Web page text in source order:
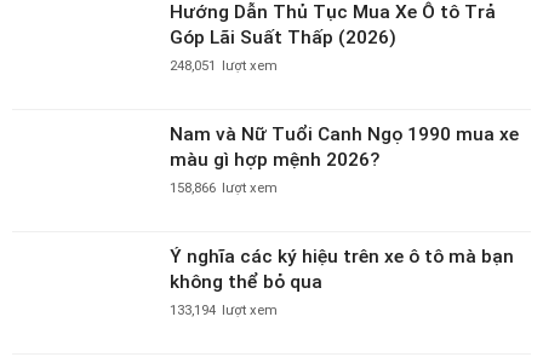
Hướng Dẫn Thủ Tục Mua Xe Ô tô Trả
Góp Lãi Suất Thấp (2026)
248,051 lượt xem
Nam và Nữ Tuổi Canh Ngọ 1990 mua xe
màu gì hợp mệnh 2026?
158,866 lượt xem
Ý nghĩa các ký hiệu trên xe ô tô mà bạn
không thể bỏ qua
133,194 lượt xem